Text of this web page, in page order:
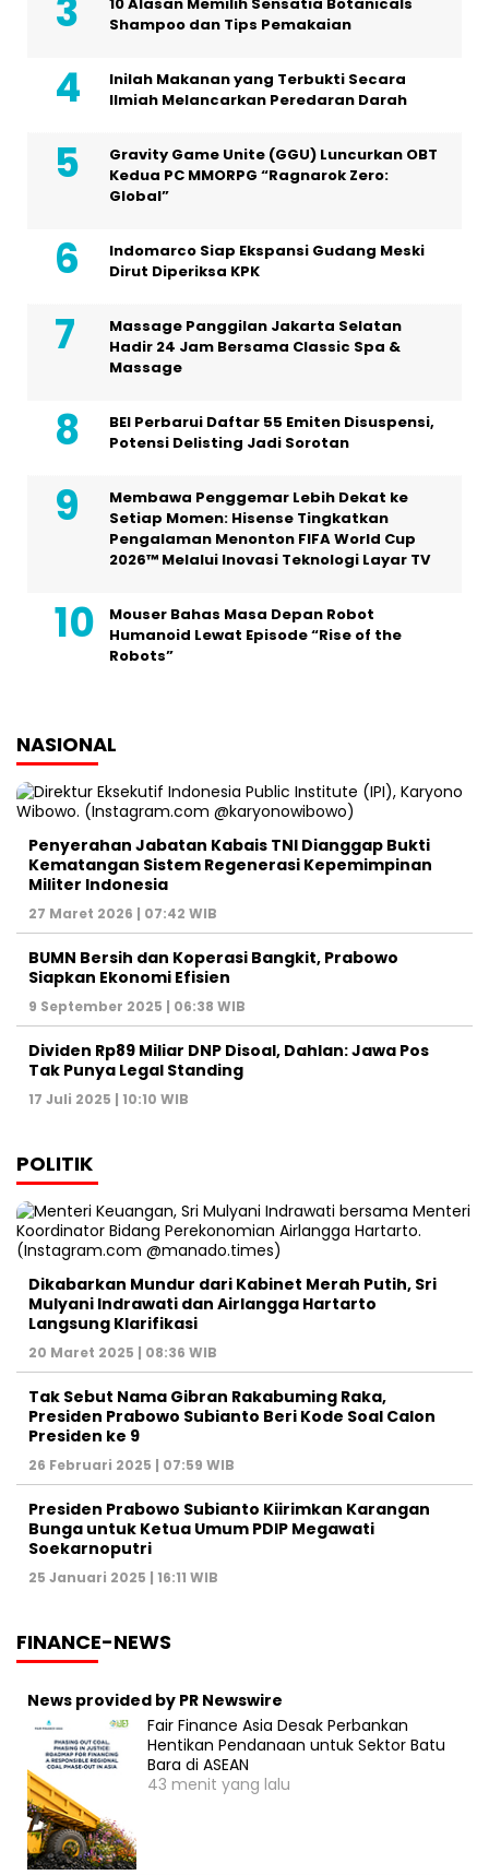
Shampoo dan Tips Pemakaian
Inilah Makanan yang Terbukti Secara
Ilmiah Melancarkan Peredaran Darah
Gravity Game Unite (GGU) Luncurkan OBT
Kedua PC MMORPG “Ragnarok Zero:
Global”
Indomarco Siap Ekspansi Gudang Meski
Dirut Diperiksa KPK
Massage Panggilan Jakarta Selatan
Hadir 24 Jam Bersama Classic Spa &
Massage
BEI Perbarui Daftar 55 Emiten Disuspensi,
Potensi Delisting Jadi Sorotan
Membawa Penggemar Lebih Dekat ke
Setiap Momen: Hisense Tingkatkan
Pengalaman Menonton FIFA World Cup
2026™ Melalui Inovasi Teknologi Layar TV
Mouser Bahas Masa Depan Robot
Humanoid Lewat Episode “Rise of the
Robots”
NASIONAL
Penyerahan Jabatan Kabais TNI Dianggap Bukti
Kematangan Sistem Regenerasi Kepemimpinan
Militer Indonesia
27 Maret 2026 | 07:42 WIB
BUMN Bersih dan Koperasi Bangkit, Prabowo
Siapkan Ekonomi Efisien
9 September 2025 | 06:38 WIB
Dividen Rp89 Miliar DNP Disoal, Dahlan: Jawa Pos
Tak Punya Legal Standing
17 Juli 2025 | 10:10 WIB
POLITIK
Dikabarkan Mundur dari Kabinet Merah Putih, Sri
Mulyani Indrawati dan Airlangga Hartarto
Langsung Klarifikasi
20 Maret 2025 | 08:36 WIB
Tak Sebut Nama Gibran Rakabuming Raka,
Presiden Prabowo Subianto Beri Kode Soal Calon
Presiden ke 9
26 Februari 2025 | 07:59 WIB
Presiden Prabowo Subianto Kiirimkan Karangan
Bunga untuk Ketua Umum PDIP Megawati
Soekarnoputri
25 Januari 2025 | 16:11 WIB
FINANCE-NEWS
News provided by PR Newswire
Fair Finance Asia Desak Perbankan
Hentikan Pendanaan untuk Sektor Batu
Bara di ASEAN
43 menit yang lalu